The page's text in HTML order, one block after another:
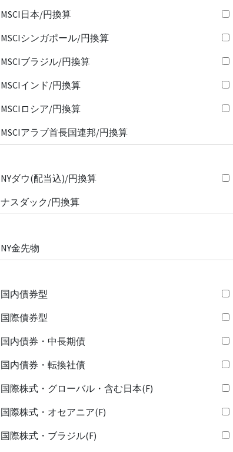
MSCI日本/円換算
MSCIシンガポール/円換算
MSCIブラジル/円換算
MSCIインド/円換算
MSCIロシア/円換算
MSCIアラブ首長国連邦/円換算
NYダウ(配当込)/円換算
ナスダック/円換算
NY金先物
国内債券型
国際債券型
国内債券・中長期債
国内債券・転換社債
国際株式・グローバル・含む日本(F)
国際株式・オセアニア(F)
国際株式・ブラジル(F)